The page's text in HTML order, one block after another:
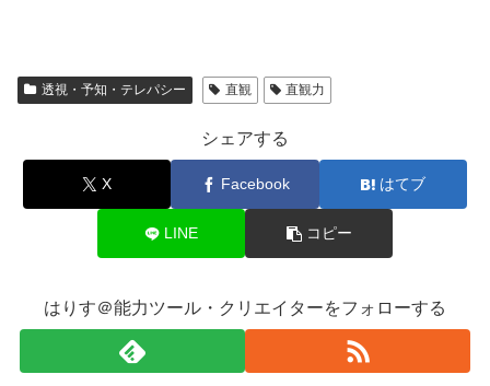
透視・予知・テレパシー 直観 直観力
シェアする
X Facebook はてブ
LINE コピー
はりす＠能力ツール・クリエイターをフォローする